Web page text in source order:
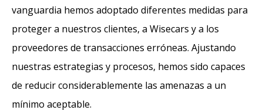
vanguardia hemos adoptado diferentes medidas para
proteger a nuestros clientes, a Wisecars y a los
proveedores de transacciones erróneas. Ajustando
nuestras estrategias y procesos, hemos sido capaces
de reducir considerablemente las amenazas a un
mínimo aceptable.